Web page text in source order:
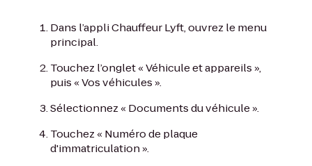
Dans l’appli Chauffeur Lyft, ouvrez le menu
principal.
Touchez l’onglet « Véhicule et appareils »,
puis « Vos véhicules ».
Sélectionnez « Documents du véhicule ».
Touchez « Numéro de plaque
d'immatriculation ».